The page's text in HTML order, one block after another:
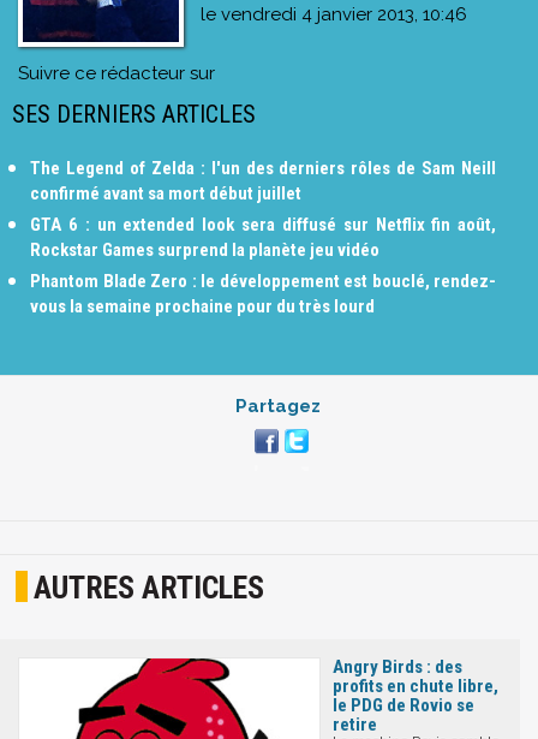
le vendredi 4 janvier 2013, 10:46
Suivre ce rédacteur sur
SES DERNIERS ARTICLES
The Legend of Zelda : l'un des derniers rôles de Sam Neill
confirmé avant sa mort début juillet
GTA 6 : un extended look sera diffusé sur Netflix fin août,
Rockstar Games surprend la planète jeu vidéo
Phantom Blade Zero : le développement est bouclé, rendez-
vous la semaine prochaine pour du très lourd
Partagez
AUTRES ARTICLES
Angry Birds : des
profits en chute libre,
le PDG de Rovio se
retire